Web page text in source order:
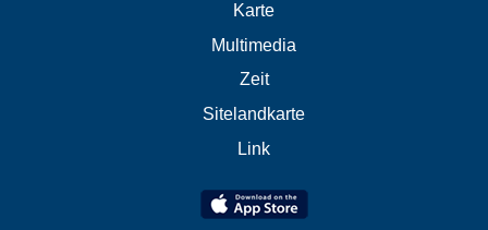
Karte
Multimedia
Zeit
Sitelandkarte
Link